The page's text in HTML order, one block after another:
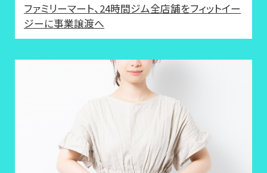
ファミリーマート、24時間ジム全店舗をフィットイー
ジーに事業譲渡へ